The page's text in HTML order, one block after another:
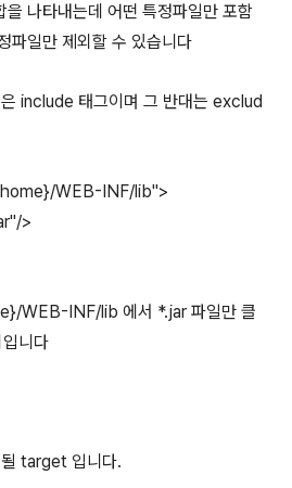
나타내는데 어떤 특정파일만 포함
파일만 제외할 수 있습니다
include 태그이며 그 반대는 exclud
WEB-INF/lib">
>
WEB-INF/lib 에서 *.jar 파일만 클
니다
target 입니다.